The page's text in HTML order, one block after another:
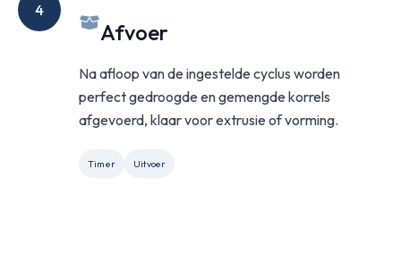
4
Afvoer
Na afloop van de ingestelde cyclus worden
perfect gedroogde en gemengde korrels
afgevoerd, klaar voor extrusie of vorming.
Timer Uitvoer